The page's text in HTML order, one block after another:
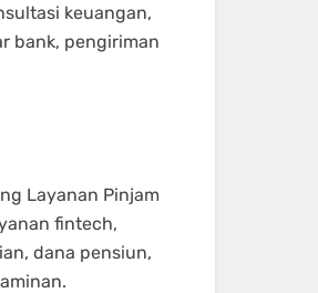
keuangan,
bank, pengiriman
Layanan Pinjam
fintech,
dana pensiun,